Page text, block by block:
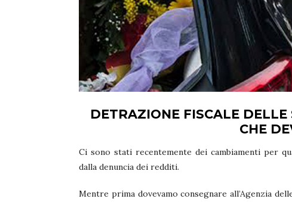
DETRAZIONE FISCALE DELLE
CHE
Ci sono stati recentemente dei cambiamenti per
dalla denuncia dei redditi.
Mentre prima dovevamo consegnare all’Agenzia